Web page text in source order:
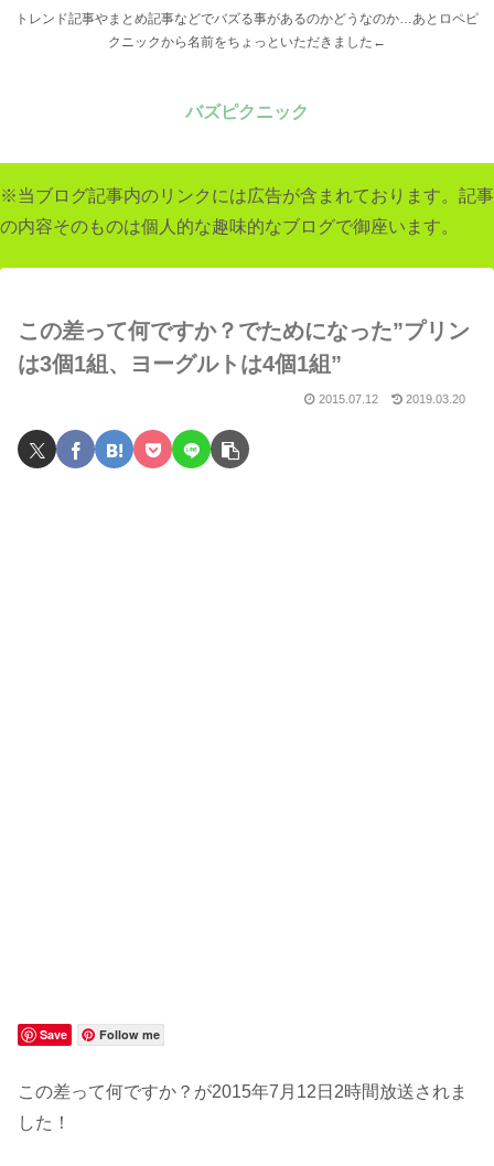
トレンド記事やまとめ記事などでバズる事があるのかどうなのか…あとロペピ
クニックから名前をちょっといただきました←
バズピクニック
※当ブログ記事内のリンクには広告が含まれております。記事
の内容そのものは個人的な趣味的なブログで御座います。
この差って何ですか？でためになった”プリン
は3個1組、ヨーグルトは4個1組”
2015.07.12 2019.03.20
Save Follow me
この差って何ですか？が2015年7月12日2時間放送されま
した！